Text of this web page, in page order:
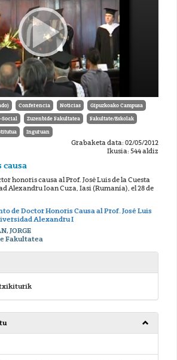
Conferencia Noticias Gipuzkoako Campusa
Social Zuzenbide Fakultatea Fakultate/Eskolak
Inguruan
Grabaketa data: 02/05/2012
Ikusia: 544 aldiz
causa
honoris causa al Prof. José Luis de la Cuesta
Alexandru Ioan Cuza, Iasi (Rumanía), el 28 de
de Doctor Honoris Causa al Prof. José Luis
Alexandru I
JORGE
Fakultatea